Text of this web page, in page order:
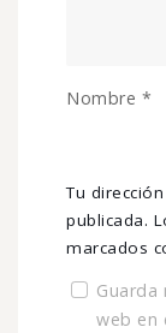
Tu
publicada.
marcados
Nombre *
web en